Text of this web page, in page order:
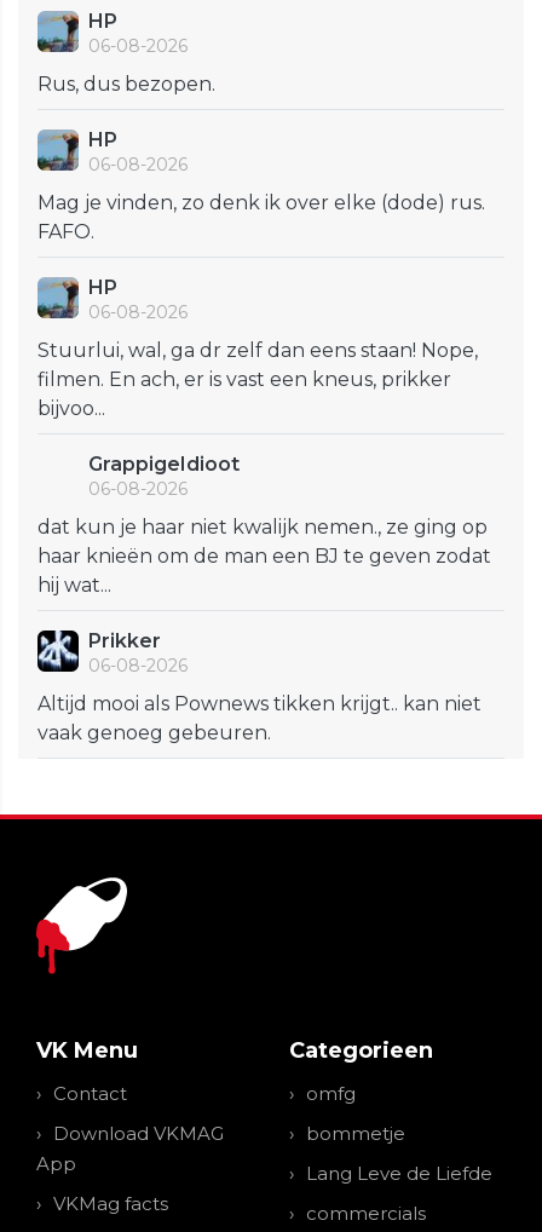
HP
06-08-2026
Rus, dus bezopen.
HP
06-08-2026
Mag je vinden, zo denk ik over elke (dode) rus.
FAFO.
HP
06-08-2026
Stuurlui, wal, ga dr zelf dan eens staan! Nope,
filmen. En ach, er is vast een kneus, prikker
bijvoo...
GrappigeIdioot
06-08-2026
dat kun je haar niet kwalijk nemen., ze ging op
haar knieën om de man een BJ te geven zodat
hij wat...
Prikker
06-08-2026
Altijd mooi als Pownews tikken krijgt.. kan niet
vaak genoeg gebeuren.
VK Menu
Contact
Download VKMAG
App
VKMag facts
Categorieen
omfg
bommetje
Lang Leve de Liefde
commercials